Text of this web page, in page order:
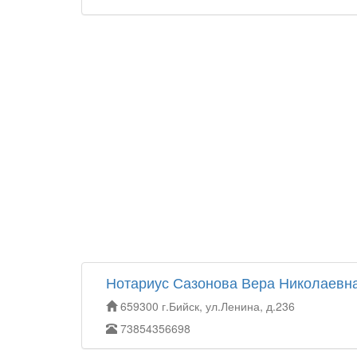
Нотариус Сазонова Вера
659300 г.Бийск, ул.Ленина, д.236
73854356698